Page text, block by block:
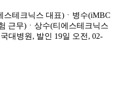
테크닉스 대표)ㆍ병수(iMBC
근무)ㆍ상수(티에스테크닉스
대병원, 발인 19일 오전, 02-